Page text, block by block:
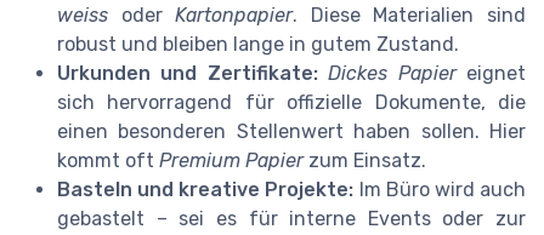
weiss oderKartonpapier. Diese Materialien sind
robust und bleiben lange in gutem Zustand.
Urkunden und Zertifikate: Dickes Papiereignet
sich hervorragend für offizielle Dokumente, die
einen besonderen Stellenwert haben sollen. Hier
kommt oft Premium Papierzum Einsatz.
Basteln und kreative Projekte: Im Büro wird auch
gebastelt – sei es für interne Events oder zur